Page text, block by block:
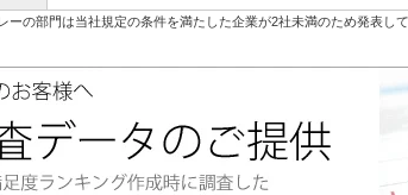
ーの部門は当社規定の条件を満たした企業が2社未満のため発表して